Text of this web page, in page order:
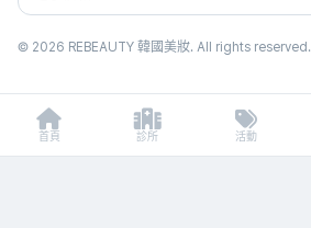
© 2026 REBEAUTY 韓國美妝. All rights reserved.
首頁 診所 活動